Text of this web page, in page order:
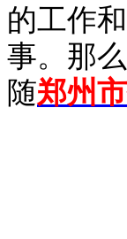
的工作
事。那
随郑州